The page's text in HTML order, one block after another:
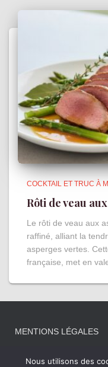
COCKTAIL ET TRUC À
Rôti de veau
Le rôti de veau aux
raffiné, alliant la
asperges vertes.
française, met en
MENTIONS LÉGALES
Nous utilisons des